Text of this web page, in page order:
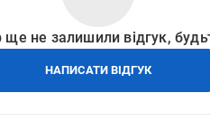
ще не залишили відгук,
НАПИСАТИ ВІДГУК